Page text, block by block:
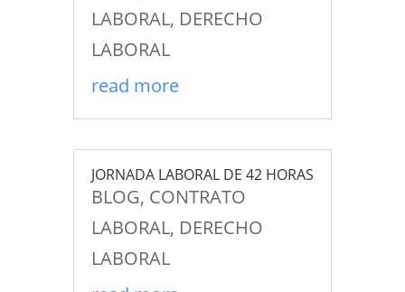
LABORAL, DERECHO
LABORAL
read more
JORNADA LABORAL DE 42 HORAS
BLOG, CONTRATO
LABORAL, DERECHO
LABORAL